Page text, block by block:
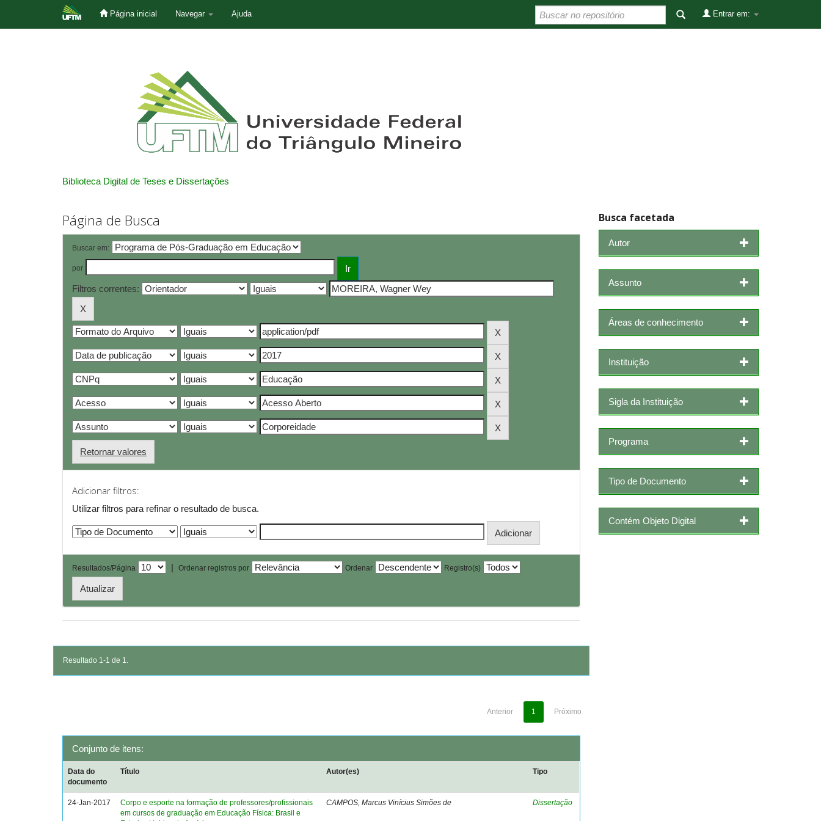
Página inicial Navegar Ajuda Entrar em:
Biblioteca Digital de Teses e Dissertações
Página de Busca
Buscar em:
por
Filtros correntes:
Retornar valores
Adicionar filtros:
Utilizar filtros para refinar o resultado de busca.
Resultados/Página | Ordenar registros por Ordenar Registro(s)
Resultado 1-1 de 1.
Anterior 1 Próximo
Conjunto de itens:
Data do
documento
Título Autor(es) Tipo
24-Jan-2017
Corpo e esporte na formação de professores/profissionais
em cursos de graduação em Educação Física: Brasil e
CAMPOS, Marcus Vinícius Simões de Dissertação
Busca facetada
Autor
Assunto
Áreas de conhecimento
Instituição
Sigla da Instituição
Programa
Tipo de Documento
Contém Objeto Digital